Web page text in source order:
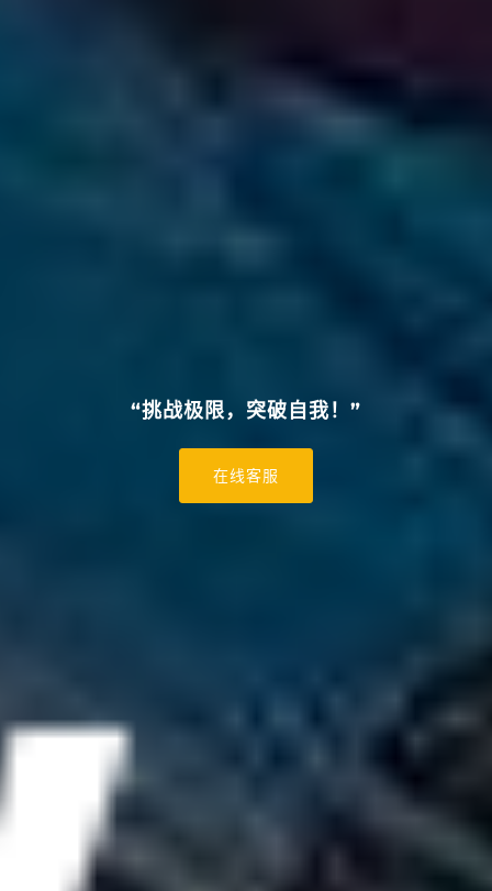
“挑战极限，突破自我！”
在线客服